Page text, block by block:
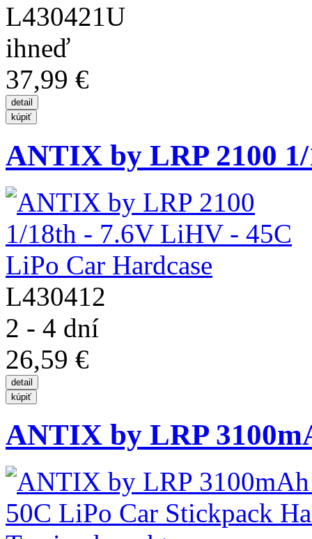
L430421U
ihneď
37,99 €
ANTIX by LRP 2100 1/
L430412
2 - 4 dní
26,59 €
ANTIX by LRP